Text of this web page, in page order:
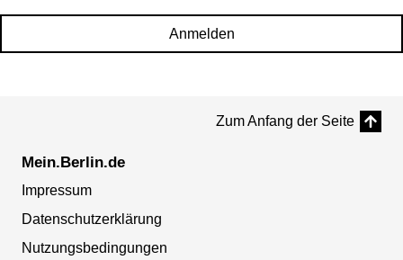
Anmelden
Zum Anfang der Seite
Mein.Berlin.de
Impressum
Datenschutzerklärung
Nutzungsbedingungen